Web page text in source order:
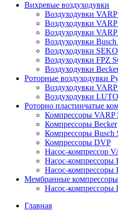
Вихревые воздуходувки
Воздуходувки
Воздуходувки VARP
Воздуходувки VARP
Воздуходувки Busch
Воздуходувки
Воздуходувки FPZ
Воздуходувки
Роторные воздуходувки
Воздуходувки
Воздуходувки
Роторно пластинчатые
Компрессоры VARP
Компрессоры Becker
Компрессоры Busch
Компрессоры DVP
Насос-компрессор
Насос-компрессоры
Насос-компрессоры
Мембранные компрессоры
Насос-
Главная